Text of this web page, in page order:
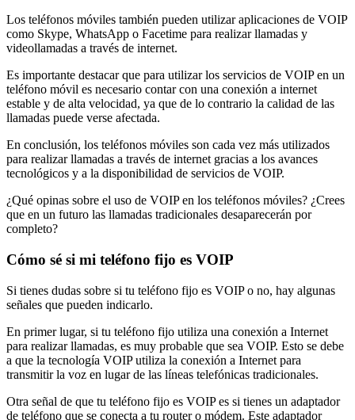
Los teléfonos móviles también pueden utilizar aplicaciones de VOIP
como Skype, WhatsApp o Facetime para realizar llamadas y
videollamadas a través de internet.
Es importante destacar que para utilizar los servicios de VOIP en un
teléfono móvil es necesario contar con una conexión a internet
estable y de alta velocidad, ya que de lo contrario la calidad de las
llamadas puede verse afectada.
En conclusión, los teléfonos móviles son cada vez más utilizados
para realizar llamadas a través de internet gracias a los avances
tecnológicos y a la disponibilidad de servicios de VOIP.
¿Qué opinas sobre el uso de VOIP en los teléfonos móviles? ¿Crees
que en un futuro las llamadas tradicionales desaparecerán por
completo?
Cómo sé si mi teléfono fijo es VOIP
Si tienes dudas sobre si tu teléfono fijo es VOIP o no, hay algunas
señales que pueden indicarlo.
En primer lugar, si tu teléfono fijo utiliza una conexión a Internet
para realizar llamadas, es muy probable que sea VOIP. Esto se debe
a que la tecnología VOIP utiliza la conexión a Internet para
transmitir la voz en lugar de las líneas telefónicas tradicionales.
Otra señal de que tu teléfono fijo es VOIP es si tienes un adaptador
de teléfono que se conecta a tu router o módem. Este adaptador